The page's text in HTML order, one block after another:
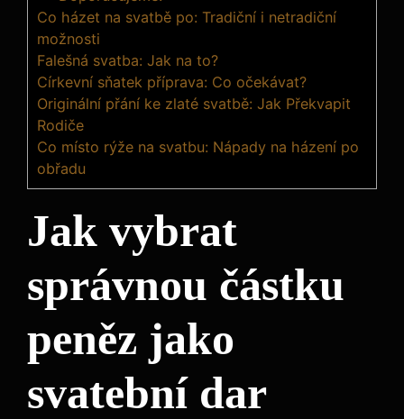
Co házet na svatbě po: Tradiční i netradiční
možnosti
Falešná svatba: Jak na to?
Církevní sňatek příprava: Co očekávat?
Originální přání ke zlaté svatbě: Jak Překvapit
Rodiče
Co místo rýže na svatbu: Nápady na házení po
obřadu
Jak vybrat
správnou částku
peněz jako
svatební dar